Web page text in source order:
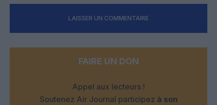
LAISSER UN COMMENTAIRE
FAIRE UN DON
Appel aux lecteurs !
Soutenez Air Journal participez à son